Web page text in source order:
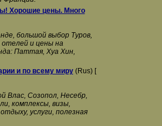
Хорошие цены. Много
большой выбор Туров,
и цены на
Паттая, Хуа Хин,
и по всему миру(Rus) [
Влас, Созопол, Несебр,
комплексы, визы,
услуги, полезная